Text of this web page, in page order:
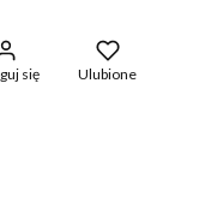
się Ulubione